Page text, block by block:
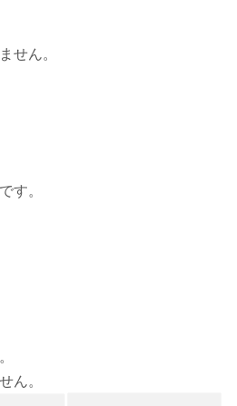
せん。
す。
ん。